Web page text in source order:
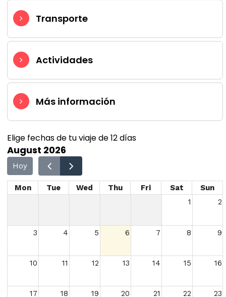
Transporte
Actividades
Más información
Elige fechas de tu viaje de 12 días
August 2026
Hoy
Mon Tue Wed Thu Fri Sat
Sun
1
2
3 4 5 6 7 8 9
10 11 12 13 14 15 16
17 18 19 20 21 22 23